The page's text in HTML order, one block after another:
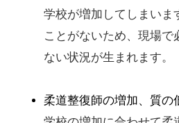
学校が増加してしまいま
ことがないため、現場で
ない状況が生まれます。
柔道整復師の増加、質の